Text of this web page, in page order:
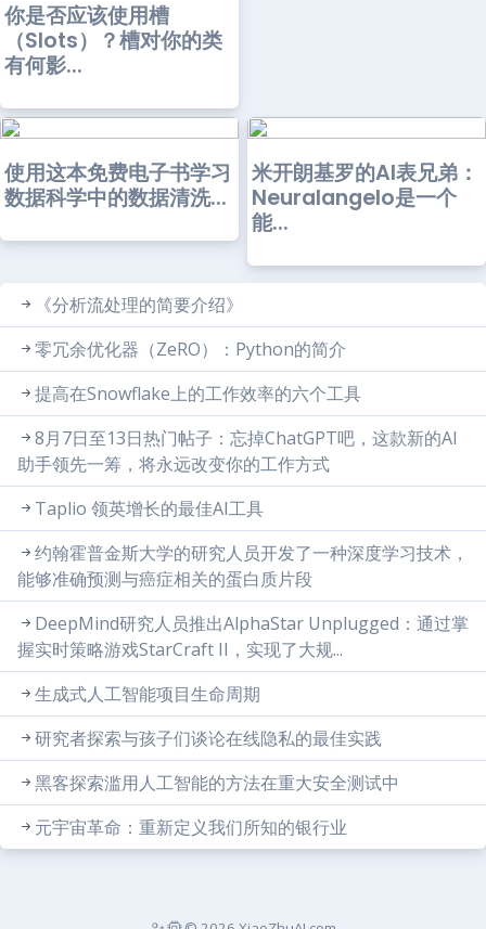
你是否应该使用槽
（Slots）？槽对你的类
有何影...
使用这本免费电子书学习
数据科学中的数据清洗...
米开朗基罗的AI表兄弟：
Neuralangelo是一个
能...
《分析流处理的简要介绍》
零冗余优化器（ZeRO）：Python的简介
提高在Snowflake上的工作效率的六个工具
8月7日至13日热门帖子：忘掉ChatGPT吧，这款新的AI
助手领先一筹，将永远改变你的工作方式
Taplio 领英增长的最佳AI工具
约翰霍普金斯大学的研究人员开发了一种深度学习技术，
能够准确预测与癌症相关的蛋白质片段
DeepMind研究人员推出AlphaStar Unplugged：通过掌
握实时策略游戏StarCraft II，实现了大规...
生成式人工智能项目生命周期
研究者探索与孩子们谈论在线隐私的最佳实践
黑客探索滥用人工智能的方法在重大安全测试中
元宇宙革命：重新定义我们所知的银行业